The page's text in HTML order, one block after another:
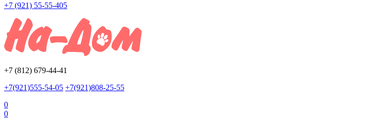
+7 (921) 55-55-405
+7 (812) 679-44-41
+7(921)555-54-05 +7(921)808-25-55
0
0